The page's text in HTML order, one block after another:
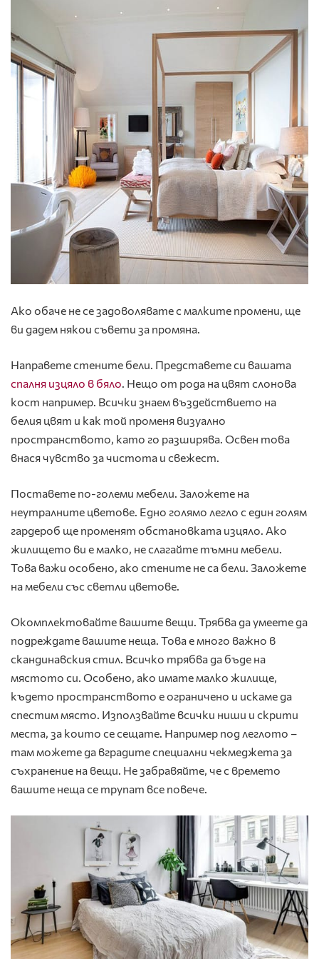
Ако обаче не се задоволявате с малките промени, ще
ви дадем някои съвети за промяна.
Направете стените бели. Представете си вашата
спалня изцяло в бяло. Нещо от рода на цвят слонова
кост например. Всички знаем въздействието на
белия цвят и как той променя визуално
пространството, като го разширява. Освен това
внася чувство за чистота и свежест.
Поставете по-големи мебели. Заложете на
неутралните цветове. Едно голямо легло с един голям
гардероб ще променят обстановката изцяло. Ако
жилището ви е малко, не слагайте тъмни мебели.
Това важи особено, ако стените не са бели. Заложете
на мебели със светли цветове.
Окомплектовайте вашите вещи. Трябва да умеете да
подреждате вашите неща. Това е много важно в
скандинавския стил. Всичко трябва да бъде на
мястото си. Особено, ако имате малко жилище,
където пространството е ограничено и искаме да
спестим място. Използвайте всички ниши и скрити
места, за които се сещате. Например под леглото –
там можете да вградите специални чекмеджета за
съхранение на вещи. Не забравяйте, че с времето
вашите неща се трупат все повече.